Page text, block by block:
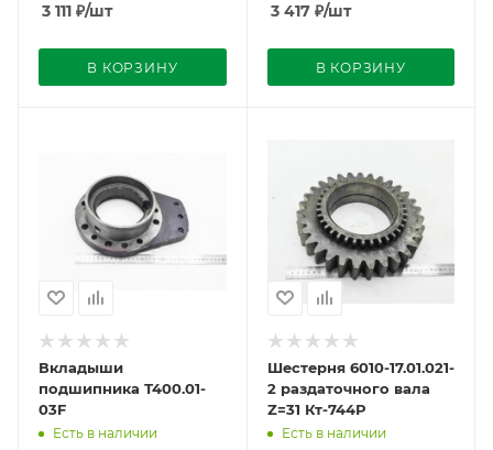
3 111 ₽/шт
В КОРЗИНУ
3 417₽/шт
В КОРЗИНУ
Вкладыши
подшипника Т400.01-
03F
Есть в наличии
Шестерня 6010-17.01.021-
2 раздаточного вала
Z=31 Кт-744Р
Есть в наличии